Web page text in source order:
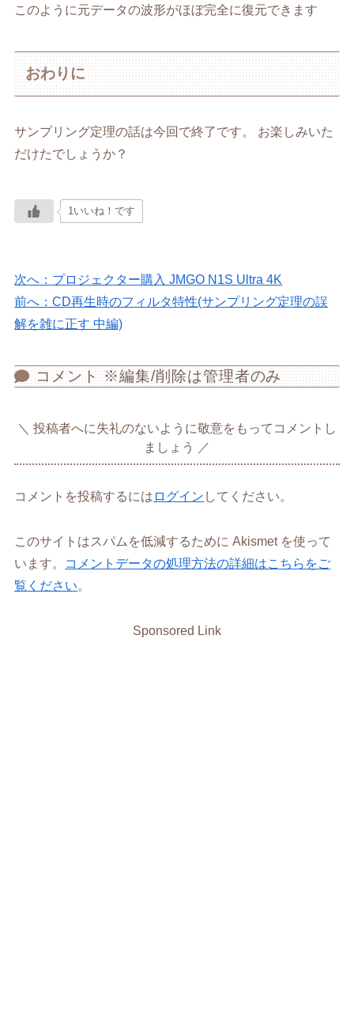
このように元データの波形がほぼ完全に復元できます
おわりに
サンプリング定理の話は今回で終了です。 お楽しみいた
だけたでしょうか？
1いいね！です
次へ：プロジェクター購入 JMGO N1S Ultra 4K
前へ：CD再生時のフィルタ特性(サンプリング定理の誤
解を雑に正す 中編)
コメント ※編集/削除は管理者のみ
投稿者へに失礼のないように敬意をもってコメントし
ましょう
コメントを投稿するには ログイン してください。
このサイトはスパムを低減するために Akismet を使って
います。
コメントデータの処理方法の詳細はこちらをご
覧ください。
Sponsored Link